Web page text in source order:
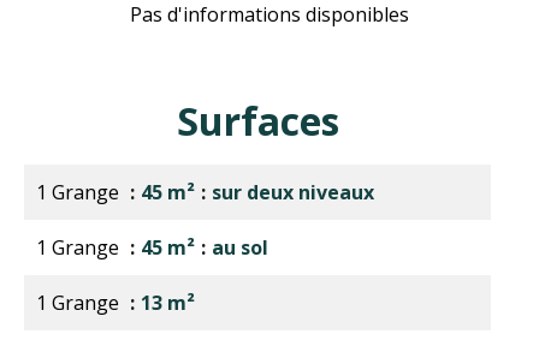
Pas d'informations disponibles
Surfaces
1 Grange 45 m² sur deux niveaux
1 Grange 45 m² au sol
1 Grange 13 m²